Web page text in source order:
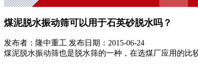
煤泥脱水振动筛可以用于石英砂脱水吗？
发布者：隆中重工 发布日期：2015-06-24
煤泥脱水振动筛也是脱水筛的一种，在选煤厂应用的